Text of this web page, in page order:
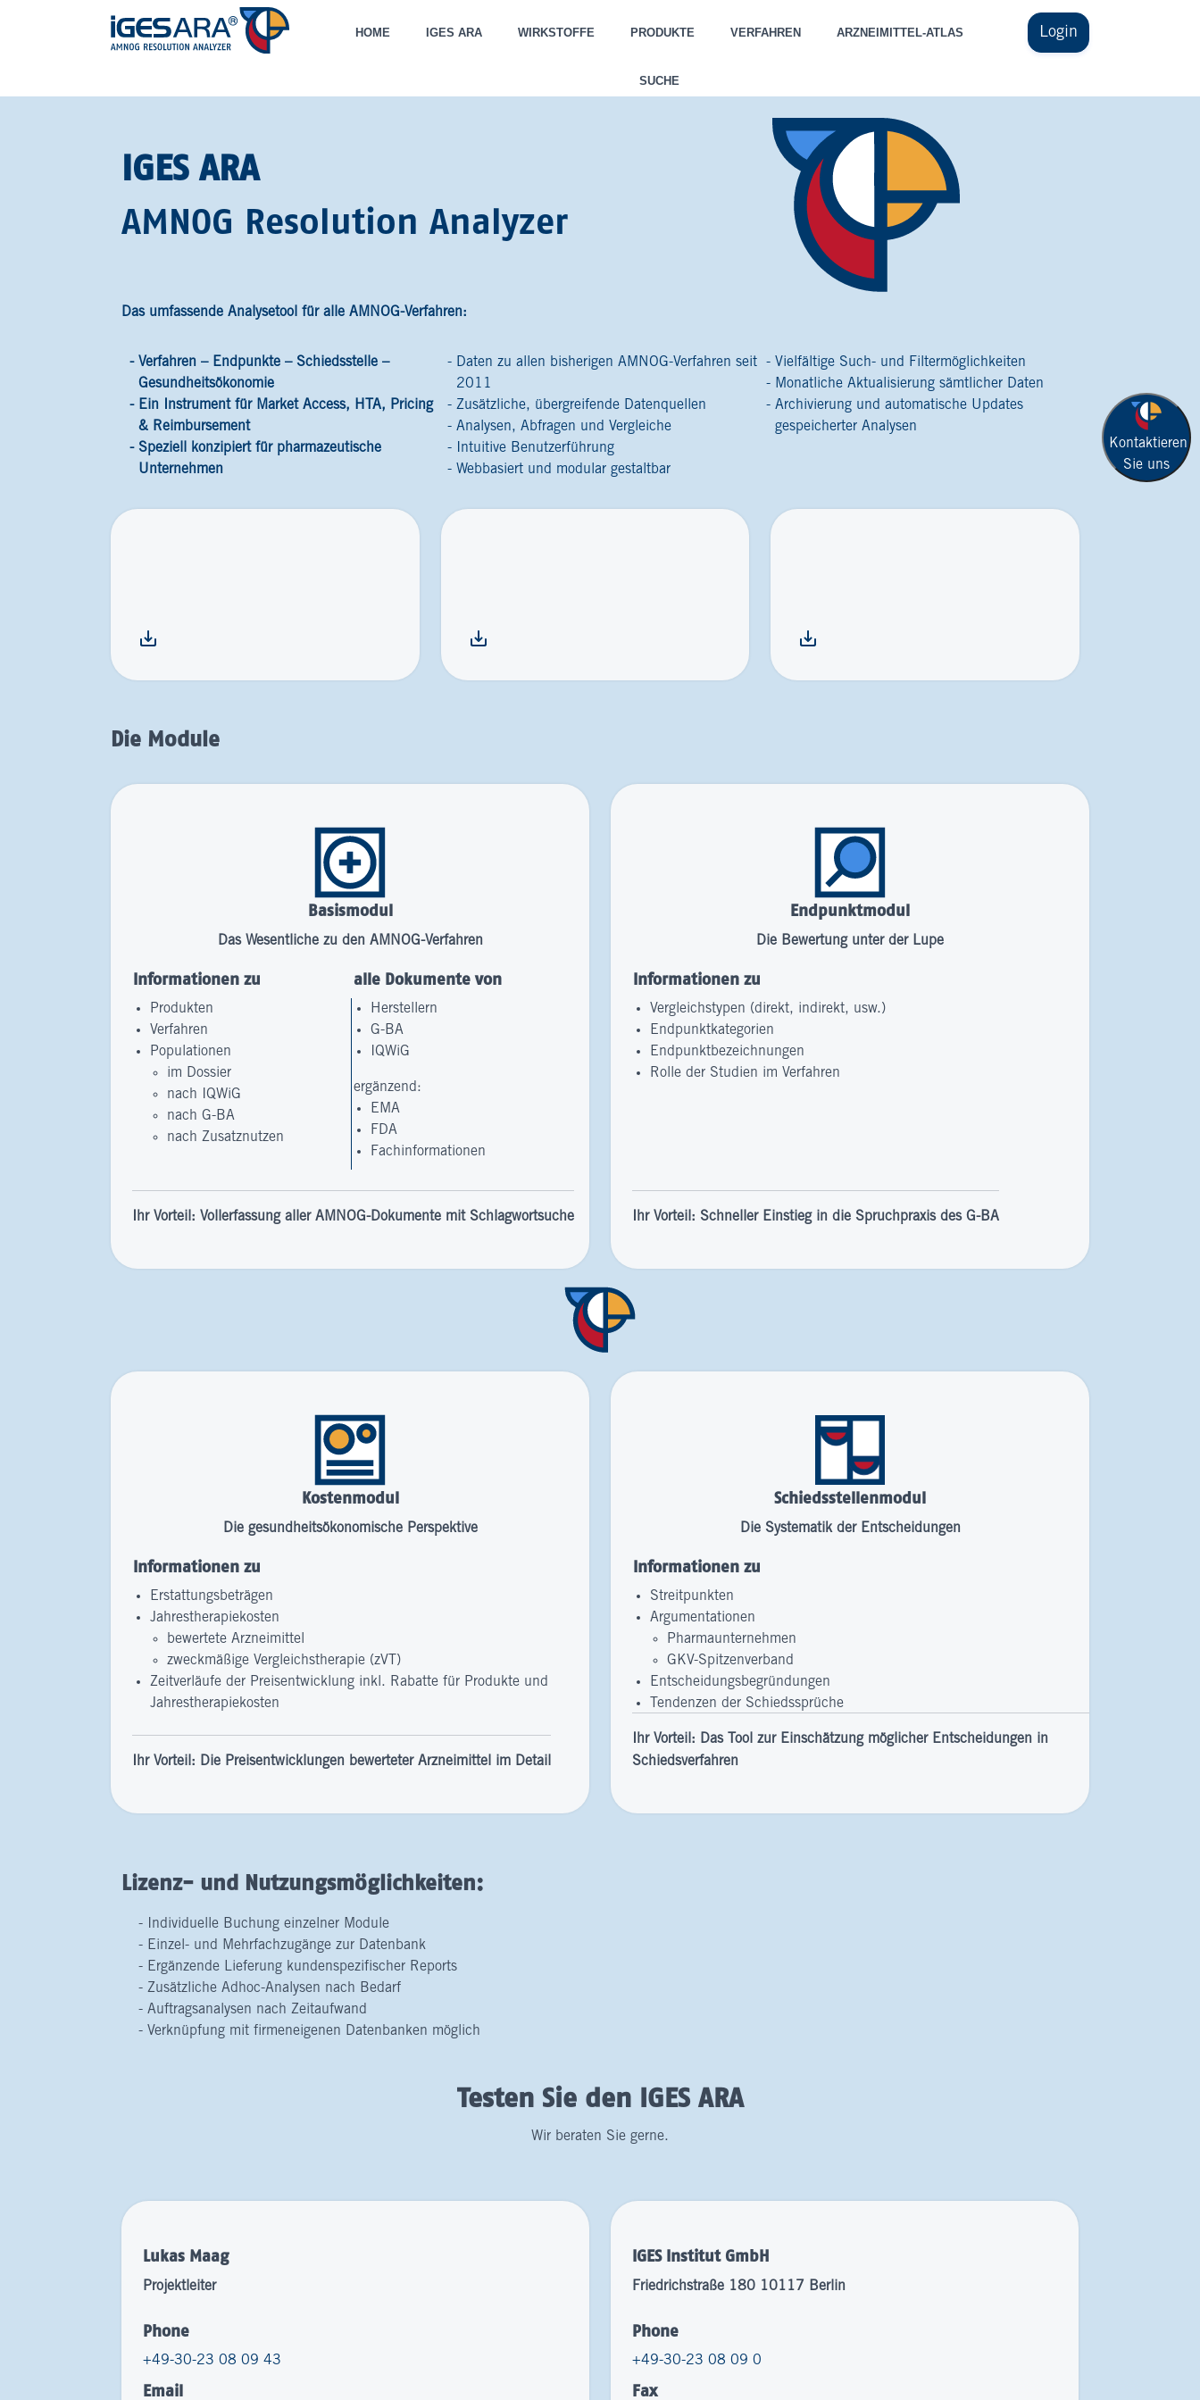
Login
HOME IGES ARA WIRKSTOFFE PRODUKTE VERFAHREN ARZNEIMITTEL-ATLAS
SUCHE
Kontaktieren
Sie uns
IGES ARA
AMNOG Resolution Analyzer
Das umfassende Analysetool für alle AMNOG-Verfahren:
Verfahren – Endpunkte – Schiedsstelle –
Gesundheitsökonomie
Ein Instrument für Market Access, HTA, Pricing
& Reimbursement
Speziell konzipiert für pharmazeutische
Unternehmen
Daten zu allen bisherigen AMNOG-Verfahren seit
2011
Zusätzliche, übergreifende Datenquellen
Analysen, Abfragen und Vergleiche
Intuitive Benutzerführung
Webbasiert und modular gestaltbar
Vielfältige Such- und Filtermöglichkeiten
Monatliche Aktualisierung sämtlicher Daten
Archivierung und automatische Updates
gespeicherter Analysen
Die Module
Basismodul
Das Wesentliche zu den AMNOG-Verfahren
Informationen zu
Produkten
Verfahren
Populationen
im Dossier
nach IQWiG
nach G-BA
nach Zusatznutzen
alle Dokumente von
Herstellern
G-BA
IQWiG
ergänzend:
EMA
FDA
Fachinformationen
Ihr Vorteil: Vollerfassung aller AMNOG-Dokumente mit Schlagwortsuche
Endpunktmodul
Die Bewertung unter der Lupe
Informationen zu
Vergleichstypen (direkt, indirekt, usw.)
Endpunktkategorien
Endpunktbezeichnungen
Rolle der Studien im Verfahren
Ihr Vorteil: Schneller Einstieg in die Spruchpraxis des G-BA
Kostenmodul
Die gesundheitsökonomische Perspektive
Informationen zu
Erstattungsbeträgen
Jahrestherapiekosten
bewertete Arzneimittel
zweckmäßige Vergleichstherapie (zVT)
Zeitverläufe der Preisentwicklung inkl. Rabatte für Produkte und
Jahrestherapiekosten
Ihr Vorteil: Die Preisentwicklungen bewerteter Arzneimittel im Detail
Schiedsstellenmodul
Die Systematik der Entscheidungen
Informationen zu
Streitpunkten
Argumentationen
Pharmaunternehmen
GKV-Spitzenverband
Entscheidungsbegründungen
Tendenzen der Schiedssprüche
Ihr Vorteil: Das Tool zur Einschätzung möglicher Entscheidungen in
Schiedsverfahren
Lizenz- und Nutzungsmöglichkeiten:
Individuelle Buchung einzelner Module
Einzel- und Mehrfachzugänge zur Datenbank
Ergänzende Lieferung kundenspezifischer Reports
Zusätzliche Adhoc-Analysen nach Bedarf
Auftragsanalysen nach Zeitaufwand
Verknüpfung mit firmeneigenen Datenbanken möglich
Testen Sie den IGES ARA
Wir beraten Sie gerne.
Lukas Maag
Projektleiter
Phone
+49-30-23 08 09 43
Email
IGES Institut GmbH
Friedrichstraße 180 10117 Berlin
Phone
+49-30-23 08 09 0
Fax